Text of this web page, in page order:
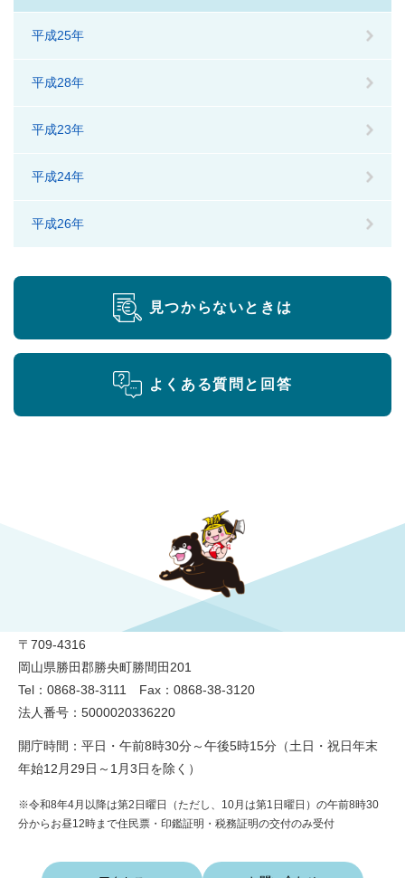
平成25年
平成28年
平成23年
平成24年
平成26年
見つからないときは
よくある質問と回答
〒709-4316
岡山県勝田郡勝央町勝間田201
Tel：0868-38-3111 Fax：0868-38-3120
法人番号：5000020336220
開庁時間：平日・午前8時30分～午後5時15分（土日・祝日年末
年始12月29日～1月3日を除く）
※令和8年4月以降は第2日曜日（ただし、10月は第1日曜日）の午前8時30
分からお昼12時まで住民票・印鑑証明・税務証明の交付のみ受付